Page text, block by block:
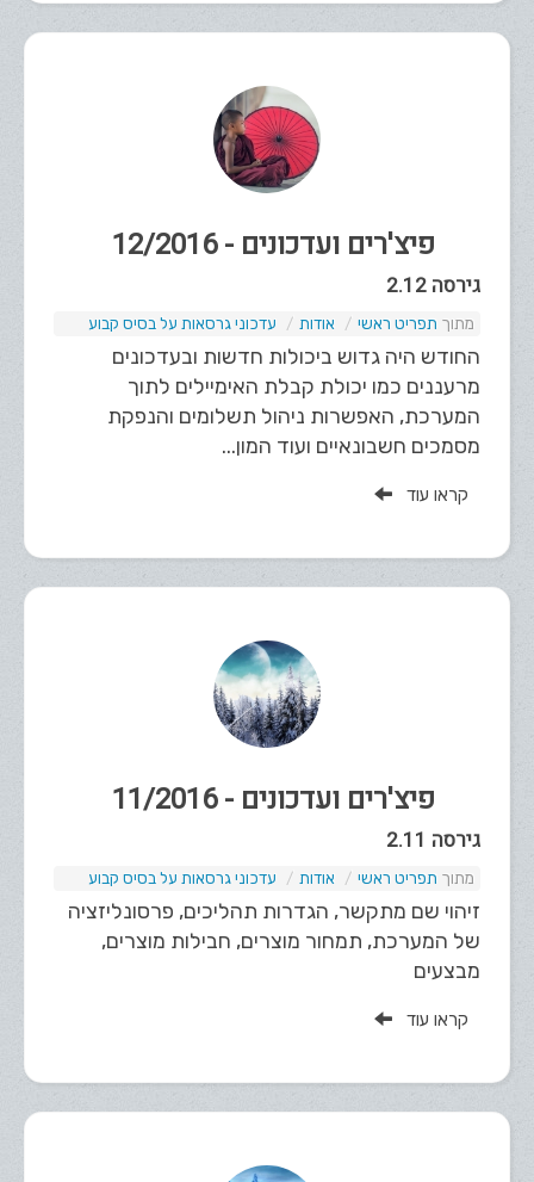
פיצ'רים ועדכונים - 12/2016
גירסה 2.12
תפריט ראשי אודות עדכוני גרסאות על בסיס קבוע
החודש היה גדוש ביכולות חדשות ובעדכונים
מרעננים כמו יכולת קבלת האימיילים לתוך
המערכת, האפשרות ניהול תשלומים והנפקת
מסמכים חשבונאיים ועוד המון...
קראו עוד
פיצ'רים ועדכונים - 11/2016
גירסה 2.11
תפריט ראשי אודות עדכוני גרסאות על בסיס קבוע
זיהוי שם מתקשר, הגדרות תהליכים, פרסונליזציה
של המערכת, תמחור מוצרים, חבילות מוצרים,
מבצעים
קראו עוד